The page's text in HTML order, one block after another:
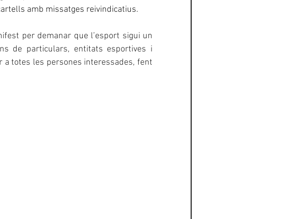
amb missatges reivindicatius.
per demanar que l’esport sigui un
de particulars, entitats esportives i
a totes les persones interessades, fent